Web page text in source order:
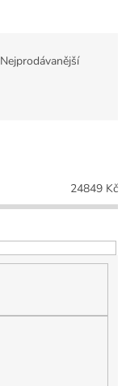
Nejprodávanější
24849 Kč